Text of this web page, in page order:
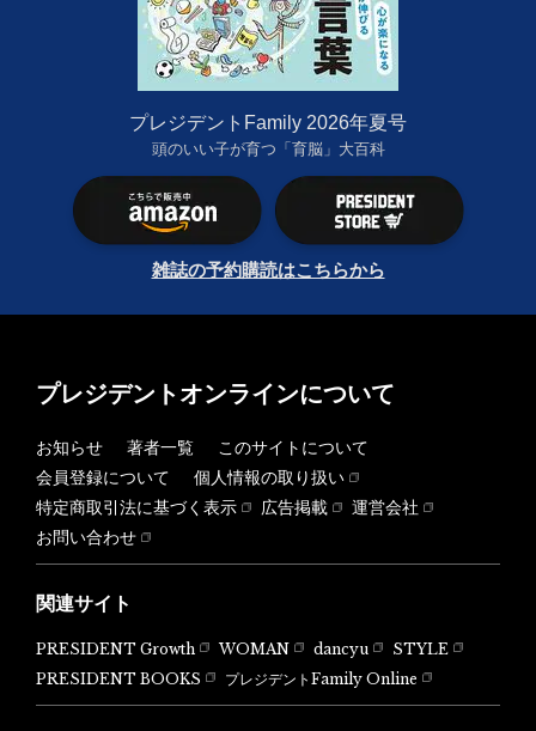
プレジデントFamily 2026年夏号
頭のいい子が育つ「育脳」大百科
雑誌の予約購読はこちらから
プレジデントオンラインについて
お知らせ 著者一覧
このサイトについて
会員登録について
個人情報の取り扱い
特定商取引法に基づく表示
広告掲載
運営会社
お問い合わせ
関連サイト
PRESIDENT Growth WOMAN dancyu
STYLE
PRESIDENT BOOKS
プレジデントFamily Online